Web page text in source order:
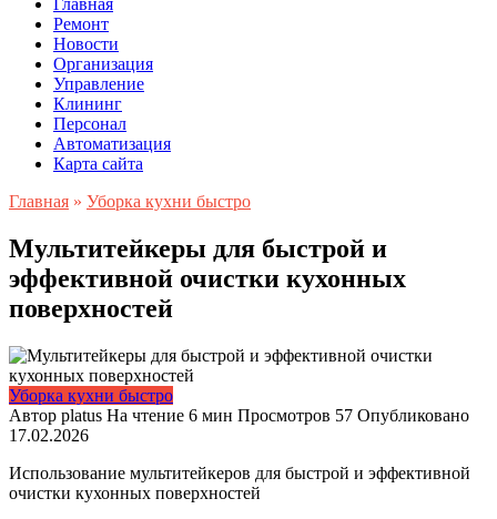
Главная
Ремонт
Новости
Организация
Управление
Клининг
Персонал
Автоматизация
Карта сайта
Главная » Уборка кухни быстро
Мультитейкеры для быстрой и
эффективной очистки кухонных
поверхностей
Уборка кухни быстро
Автор platus На чтение 6 мин Просмотров 57 Опубликовано
17.02.2026
Использование мультитейкеров для быстрой и эффективной
очистки кухонных поверхностей